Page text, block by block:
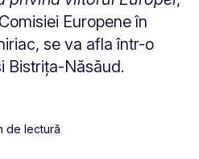
Europene în
se va afla într-o
Bistrița-Năsăud.
de lectură